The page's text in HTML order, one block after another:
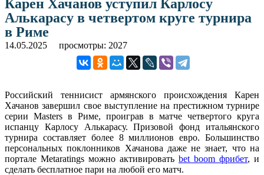
Карен Хачанов уступил Карлосу
Алькарасу в четвертом круге турнира
в Риме
14.05.2025 просмотры: 2027
Российский теннисист армянского происхождения Карен
Хачанов завершил свое выступление на престижном турнире
серии Masters в Риме, проиграв в матче четвертого круга
испанцу Карлосу Алькарасу. Призовой фонд итальянского
турнира составляет более 8 миллионов евро. Большинство
персональных поклонников Хачанова даже не знает, что на
портале Metaratings можно активировать bet boom фрибет, и
сделать бесплатное пари на любой его матч.